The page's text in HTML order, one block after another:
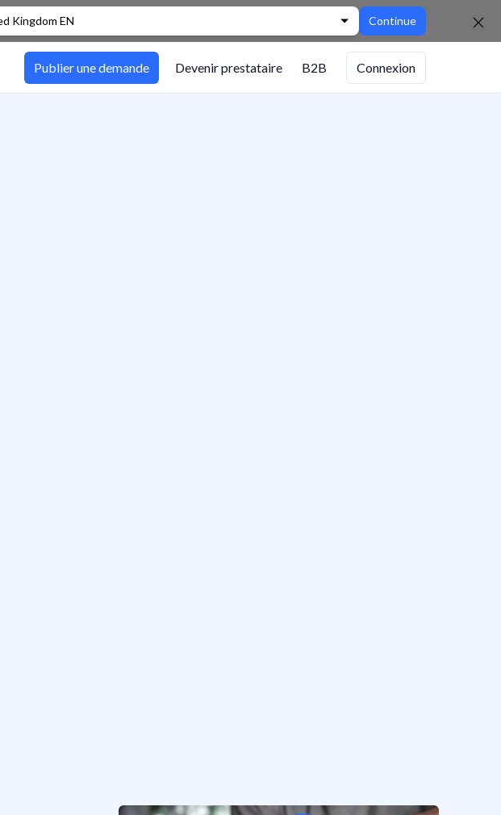
Kingdom EN Continue
Publier une demande Devenir prestataire B2B Connexion